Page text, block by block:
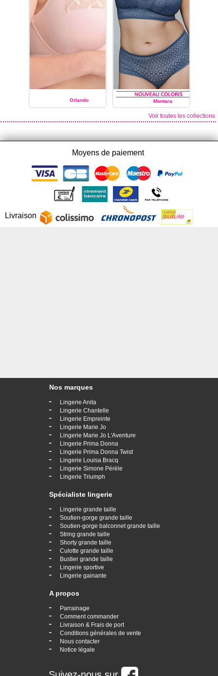
Orlando Montara
PRIMA DONNA
Voir toutes les collections
Moyens de paiement
Livraison
Nos marques
- Lingerie Anita
- Lingerie Chantelle
- Lingerie Empreinte
- Lingerie Marie Jo
- Lingerie Marie Jo L'Aventure
- Lingerie Prima Donna
- Lingerie Prima Donna Twist
- Lingerie Louisa Bracq
- Lingerie Simone Pérèle
- Lingerie Triumph
Spécialiste lingerie
- Lingerie grande taille
- Soutien-gorge grande taille
- Soutien-gorge balconnet grande taille
- String grande taille
- Shorty grande taille
- Culotte grande taille
- Bustier grande taille
- Lingerie sportive
- Lingerie gainante
A propos
- Parrainage
- Comment commander
- Livraison & Frais de port
- Conditions générales de vente
- Nous contacter
- Notice légale